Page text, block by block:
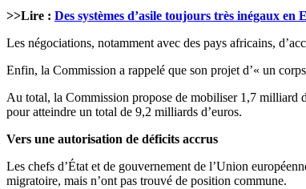
>>Lire : Des systèmes d’asile toujours très inégaux en
Les négociations, notamment avec des pays africains,
Enfin, la Commission a rappelé que son projet d’« un
Au total, la Commission propose de mobiliser 1,7 milliard
pour atteindre un total de 9,2 milliards d’euros.
Vers une autorisation de déficits accrus
Les chefs d’État et de gouvernement de l’Union
migratoire, mais n’ont pas trouvé de position commune.